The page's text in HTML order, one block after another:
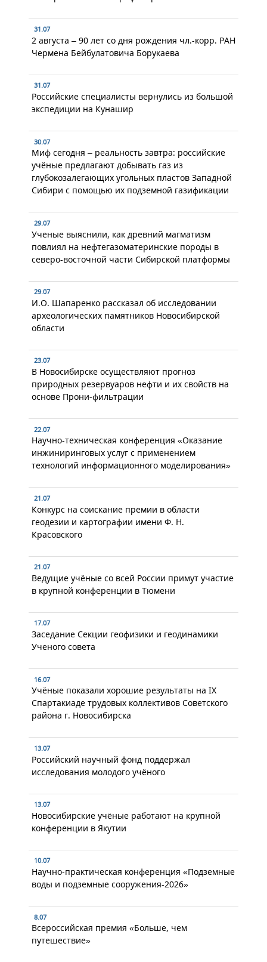
31.07
2 августа – 90 лет со дня рождения чл.-корр. РАН
Чермена Бейбулатовича Борукаева
31.07
Российские специалисты вернулись из большой
экспедиции на Кунашир
30.07
Миф сегодня – реальность завтра: российские
учёные предлагают добывать газ из
глубокозалегающих угольных пластов Западной
Сибири с помощью их подземной газификации
29.07
Ученые выяснили, как древний магматизм
повлиял на нефтегазоматеринские породы в
северо-восточной части Сибирской платформы
29.07
И.О. Шапаренко рассказал об исследовании
археологических памятников Новосибирской
области
23.07
В Новосибирске осуществляют прогноз
природных резервуаров нефти и их свойств на
основе Прони-фильтрации
22.07
Научно-техническая конференция «Оказание
инжиниринговых услуг с применением
технологий информационного моделирования»
21.07
Конкурс на соискание премии в области
геодезии и картографии имени Ф. Н.
Красовского
21.07
Ведущие учёные со всей России примут участие
в крупной конференции в Тюмени
17.07
Заседание Секции геофизики и геодинамики
Ученого совета
16.07
Учёные показали хорошие результаты на IX
Спартакиаде трудовых коллективов Советского
района г. Новосибирска
13.07
Российский научный фонд поддержал
исследования молодого учёного
13.07
Новосибирские учёные работают на крупной
конференции в Якутии
10.07
Научно-практическая конференция «Подземные
воды и подземные сооружения-2026»
8.07
Всероссийская премия «Больше, чем
путешествие»